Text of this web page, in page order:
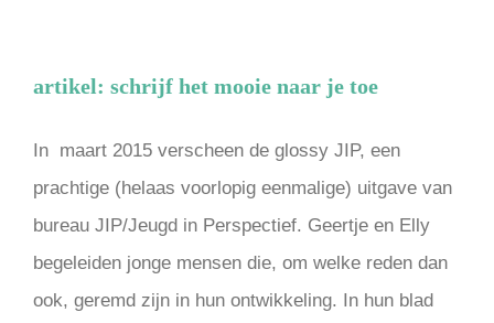
artikel: schrijf het mooie naar je toe
In maart 2015 verscheen de glossy JIP, een
prachtige (helaas voorlopig eenmalige) uitgave van
bureau JIP/Jeugd in Perspectief. Geertje en Elly
begeleiden jonge mensen die, om welke reden dan
ook, geremd zijn in hun ontwikkeling. In hun blad